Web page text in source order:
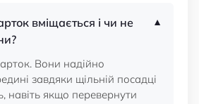
вміщається і чи не
Вони надійно
завдяки щільній посадці
якщо перевернути